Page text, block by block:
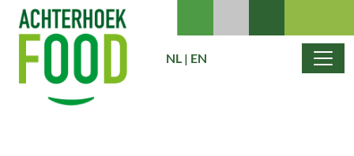
Skip to content
Main Navigation
NL | EN